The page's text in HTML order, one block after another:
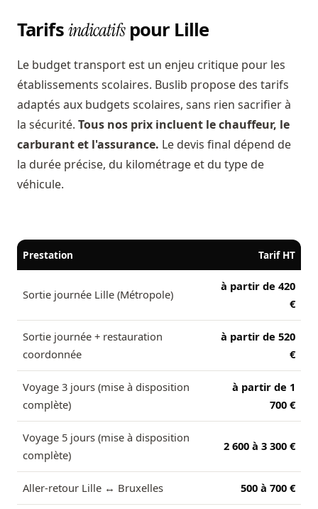
Tarifsindicatifspour Lille
Le budget transport est un enjeu critique pour les
établissements scolaires. Buslib propose des tarifs
adaptés aux budgets scolaires, sans rien sacrifier à
la sécurité. Tous nos prix incluent le chauffeur, le
carburant et l'assurance. Le devis final dépend de
la durée précise, du kilométrage et du type de
véhicule.
Prestation Tarif HT
Sortie journée Lille (Métropole)
à partir de 420
€
Sortie journée + restauration
coordonnée
à partir de 520
€
Voyage 3 jours (mise à disposition
complète)
à partir de 1
700 €
Voyage 5 jours (mise à disposition
complète)
2 600 à 3 300 €
Aller-retour Lille ↔ Bruxelles 500 à 700 €